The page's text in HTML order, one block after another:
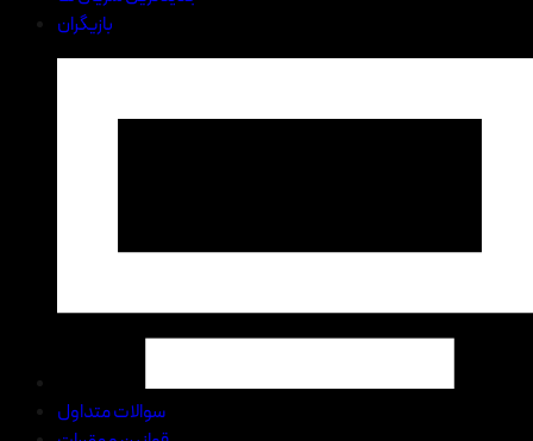
بازیگران
سوالات متداول